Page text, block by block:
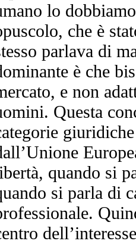
lo
che è
parlava di
è che
e non
Questa
quando si
si parla di